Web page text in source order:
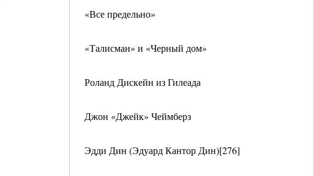
«Все предельно»
«Талисман» и «Черный дом»
Роланд Дискейн из Гилеада
Джон «Джейк» Чеймберз
Эдди Дин (Эдуард Кантор Дин)[276]